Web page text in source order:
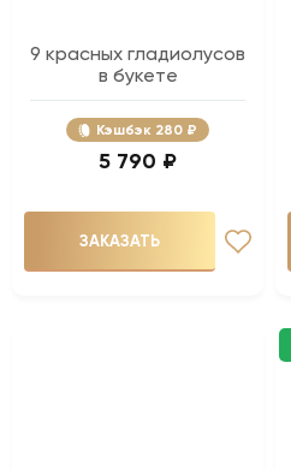
9 красных гладиолусов
в букете
Кэшбэк 280 ₽
5 790 ₽
ЗАКАЗАТЬ